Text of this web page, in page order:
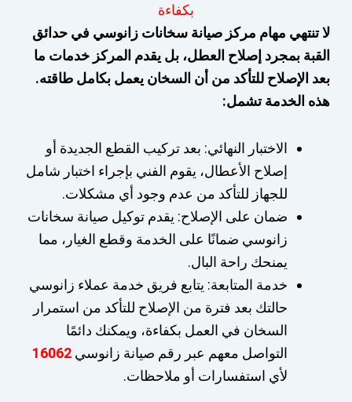
بكفاءة
لا تنتهي مهام مركز صيانة سخانات زانوسي في حدائق
القبة بمجرد إصلاح العطل، بل يقدم المركز خدمات ما
بعد الإصلاح للتأكد من أن السخان يعمل بكامل طاقته.
هذه الخدمة تشمل:
الاختبار النهائي: بعد تركيب القطع الجديدة أو
إصلاح الأعطال، يقوم الفني بإجراء اختبار شامل
للجهاز للتأكد من عدم وجود أي مشكلات.
ضمان على الإصلاح: يقدم توكيل صيانة سخانات
زانوسي ضمانًا على الخدمة وقطع الغيار، مما
يمنحك راحة البال.
خدمة المتابعة: يتابع فريق خدمة عملاء زانوسي
حالتك بعد فترة من الإصلاح للتأكد من استمرار
السخان في العمل بكفاءة، ويمكنك دائمًا
التواصل معهم عبر رقم صيانة زانوسي 16062
لأي استفسارات أو ملاحظات.